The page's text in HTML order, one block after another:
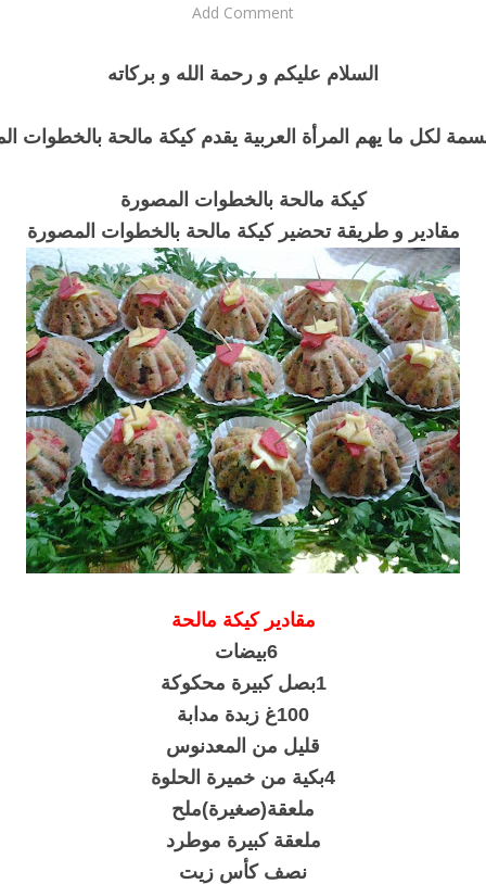
Add Comment
السلام عليكم و رحمة الله و بركاته
لكل ما يهم المرأة العربية يقدم كيكة مالحة بالخطوات
كيكة مالحة بالخطوات المصورة
مقادير و طريقة تحضير كيكة مالحة بالخطوات المصورة
مقادير كيكة مالحة
6بيضات
1بصل كبيرة محكوكة
100غ زبدة مدابة
قليل من المعدنوس
4بكية من خميرة الحلوة
ملعقة(صغيرة)ملح
ملعقة كبيرة موطرد
نصف كأس زيت